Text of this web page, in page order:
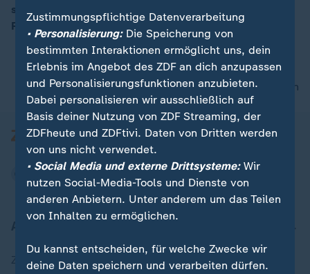
steigert. Menschen, die anderen helfen, erleben mehr
Freude und Sinn in ihrem Leben.
nach oben
Zuletzt veröffentlicht
Zustimmungspflichtige Datenverarbeitung
• Personalisierung:Die Speicherung von
bestimmten Interaktionen ermöglicht uns, dein
Erlebnis im Angebot des ZDF an dich anzupassen
und Personalisierungsfunktionen anzubieten.
Dabei personalisieren wir ausschließlich auf
Basis deiner Nutzung von ZDF Streaming, der
ZDFheute und ZDFtivi. Daten von Dritten werden
von uns nicht verwendet.
• Social Media und externe Drittsysteme:Wir
nutzen Social-Media-Tools und Dienste von
anderen Anbietern. Unter anderem um das Teilen
von Inhalten zu ermöglichen.
Du kannst entscheiden, für welche Zwecke wir
deine Daten speichern und verarbeiten dürfen.